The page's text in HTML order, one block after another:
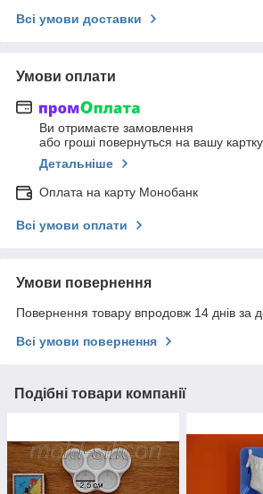
Всі умови доставки
Умови оплати
Ви отримаєте замовлення
або гроші повернуться на вашу картку
Детальніше
Оплата на карту Монобанк
Всі умови оплати
Умови повернення
Повернення товару впродовж 14 днів за
Всі умови повернення
Подібні товари компанії